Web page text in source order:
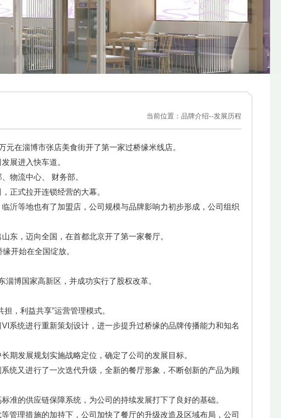
当前位置：品牌介绍--发展历程
在淄博市张店美食街开了第一家过桥缘米线店。
展进入快车道。
物流中心、 财务部。
正式拉开连锁经营的大幕。
沂等地也有了加盟店，公司规模与品牌影响力初步形成，公司组织
东，迈向全国，在首都北京开了第一家餐厅。
开始在全国绽放。
博国家高新区，并成功实行了股权改革。
，利益共享”运营管理模式。
系统进行重新策划设计，进一步提升过桥缘的品牌传播能力和知名
期发展规划实施战略定位，确定了公司的发展目标。
统又进行了一次迭代升级，全新的餐厅形象，不断创新的产品为顾
准的供应链保障系统，为公司的持续发展打下了良好的基础。
管理措施的加持下，公司加快了餐厅的升级改造及区域布局，公司